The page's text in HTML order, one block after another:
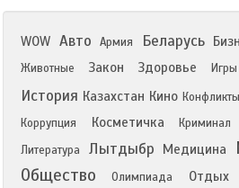
WOW Авто Армия Беларусь
Животные
Закон Здоровье Игры
История Казахстан Кино Конфликты
Коррупция Косметичка Криминал
Литература Лытдыбр Медицина
Общество Олимпиада Отдых